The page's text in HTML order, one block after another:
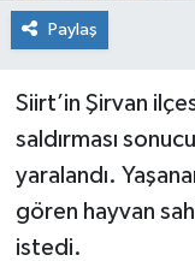
Paylaş
Siirt’in Şirvan
saldırması
yaralandı.
gören hayvan
istedi.
Kültür &
KURDÎ
Sağlık
Sağlık &